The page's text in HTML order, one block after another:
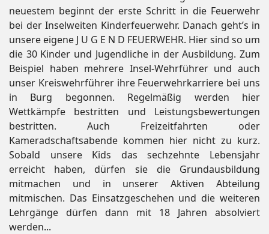
neuestem beginnt der erste Schritt in die Feuerwehr
bei der Inselweiten Kinderfeuerwehr. Danach geht’s in
unsere eigene J U G E N D FEUERWEHR. Hier sind so um
die 30 Kinder und Jugendliche in der Ausbildung. Zum
Beispiel haben mehrere Insel-Wehrführer und auch
unser Kreiswehrführer ihre Feuerwehrkarriere bei uns
in Burg begonnen. Regelmäßig werden hier
Wettkämpfe bestritten und Leistungsbewertungen
bestritten. Auch Freizeitfahrten oder
Kameradschaftsabende kommen hier nicht zu kurz.
Sobald unsere Kids das sechzehnte Lebensjahr
erreicht haben, dürfen sie die Grundausbildung
mitmachen und in unserer Aktiven Abteilung
mitmischen. Das Einsatzgeschehen und die weiteren
Lehrgänge dürfen dann mit 18 Jahren absolviert
werden...